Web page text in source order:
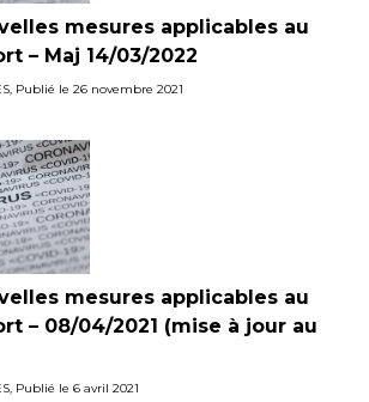
mesures applicables au
– Maj 14/03/2022
Publié le 26 novembre 2021
mesures applicables au
– 08/04/2021 (mise à jour au
Publié le 6 avril 2021